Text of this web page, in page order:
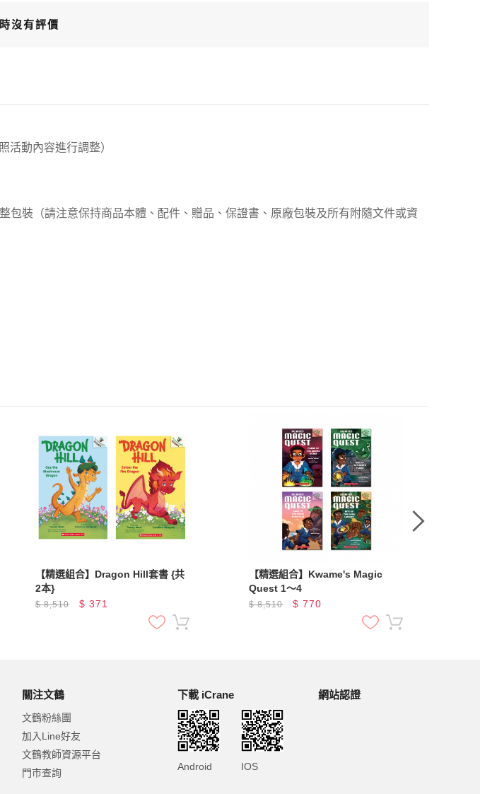
沒有評價
活動內容進行調整）
裝（請注意保持商品本體、配件、贈品、保證書、原廠包裝及所有附隨文件或資
【精選組合】Dragon Hill套書 {共
2本}
$8,510 $ 371
【精選組合】Kwame's Magic
Quest 1～4
$8,510 $770
關注文鶴
文鶴粉絲團
加入Line好友
文鶴教師資源平台
門市查詢
下載 iCrane
Android IOS
網站認證